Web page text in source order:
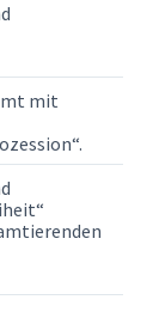
mit